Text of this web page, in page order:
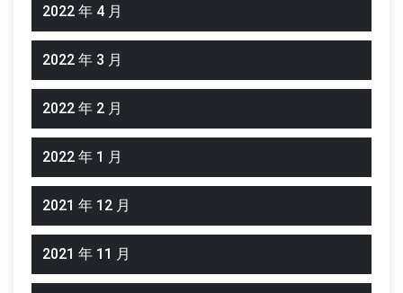
2022 年 4 月
2022 年 3 月
2022 年 2 月
2022 年 1 月
2021 年 12 月
2021 年 11 月